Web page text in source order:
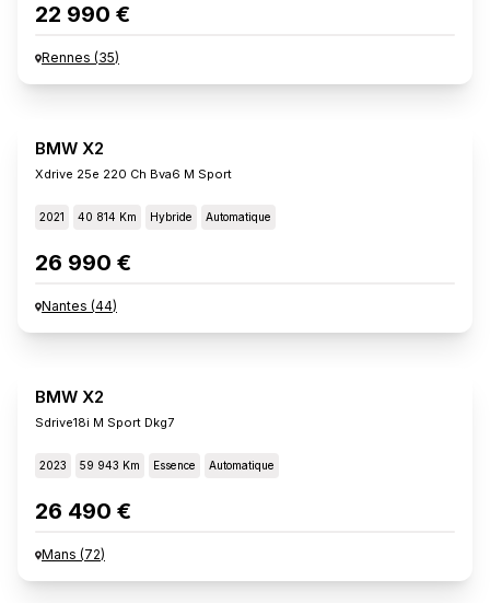
22 990 €
Rennes (35)
BMW X2
Xdrive 25e 220 Ch Bva6 M Sport
2021 40 814 Km Hybride Automatique
26 990 €
Nantes (44)
BMW X2
Sdrive18i M Sport Dkg7
2023 59 943 Km Essence Automatique
26 490 €
Mans (72)